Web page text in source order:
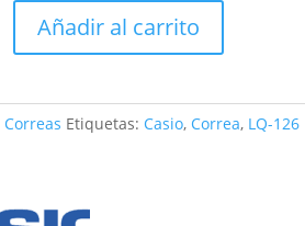
Añadir al carrito
Correas Etiquetas: Casio, Correa, LQ-126